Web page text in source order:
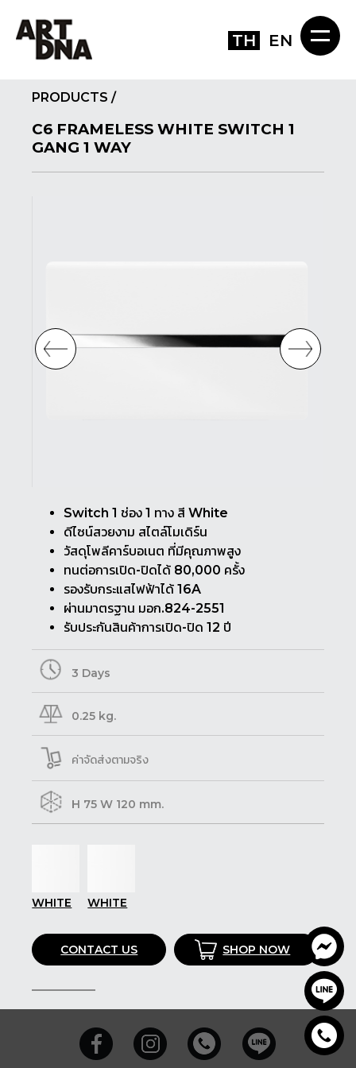
TH EN
PRODUCTS /
C6 FRAMELESS WHITE SWITCH 1
GANG 1 WAY
Switch 1 ช่อง 1 ทาง สี White
ดีไซน์สวยงาม สไตล์โมเดิร์น
วัสดุโพลีคาร์บอเนต ที่มีคุณภาพสูง
ทนต่อการเปิด-ปิดได้ 80,000 ครั้ง
รองรับกระแสไฟฟ้าได้ 16A
ผ่านมาตรฐาน มอก.824-2551
รับประกันสินค้าการเปิด-ปิด 12 ปี
3 Days
0.25 kg.
ค่าจัดส่งตามจริง
H 75 W 120 mm.
WHITE WHITE
CONTACT US SHOP NOW
SHARE